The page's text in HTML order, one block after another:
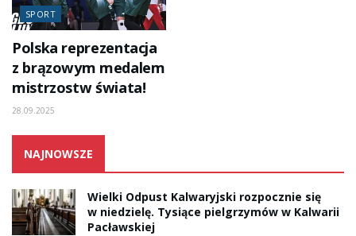
SPORT
Polska reprezentacja
z brązowym medalem
mistrzostw świata!
28.09.2025
NAJNOWSZE
Wielki Odpust Kalwaryjski rozpocznie się
w niedzielę. Tysiące pielgrzymów w Kalwarii
Pacławskiej